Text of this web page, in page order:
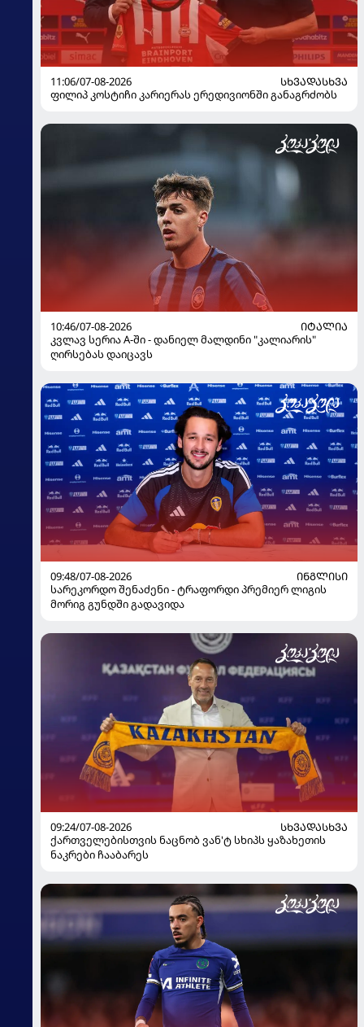
11:06/07-08-2026
ᲡᲮᲕᲐᲓᲐᲡᲮᲕᲐ
ფილიპ კოსტიჩი კარიერას ერედივიონში განაგრძობს
10:46/07-08-2026
ᲘᲢᲐᲚᲘᲐ
კვლავ სერია A-ში - დანიელ მალდინი "კალიარის"
ღირსებას დაიცავს
09:48/07-08-2026
ᲘᲜᲒᲚᲘᲡᲘ
სარეკორდო შენაძენი - ტრაფორდი პრემიერ ლიგის
მორიგ გუნდში გადავიდა
09:24/07-08-2026
ᲡᲮᲕᲐᲓᲐᲡᲮᲕᲐ
ქართველებისთვის ნაცნობ ვან'ტ სხიპს ყაზახეთის
ნაკრები ჩააბარეს